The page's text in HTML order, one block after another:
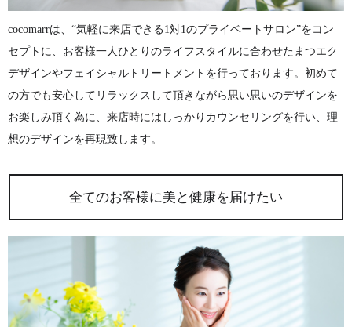
cocomarrは、“気軽に来店できる1対1のプライベートサロン”をコン
セプトに、お客様一人ひとりのライフスタイルに合わせたまつエク
デザインやフェイシャルトリートメントを行っております。初めて
の方でも安心してリラックスして頂きながら思い思いのデザインを
お楽しみ頂く為に、来店時にはしっかりカウンセリングを行い、理
想のデザインを再現致します。
全てのお客様に美と健康を届けたい